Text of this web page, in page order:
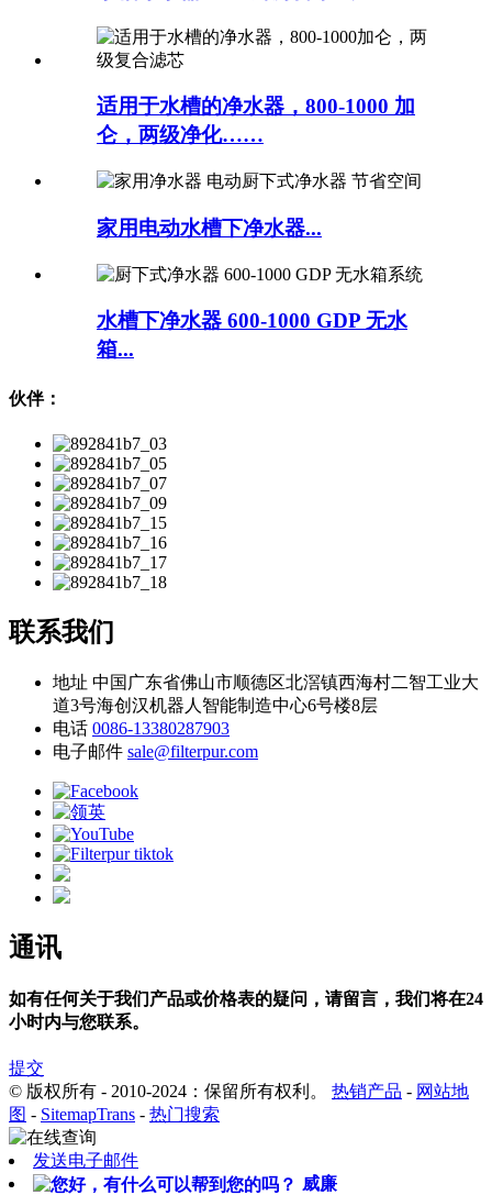
适用于水槽的净水器，800-1000 加
仑，两级净化……
家用电动水槽下净水器...
水槽下净水器 600-1000 GDP 无水
箱...
伙伴：
联系我们
地址 中国广东省佛山市顺德区北滘镇西海村二智工业大
道3号海创汉机器人智能制造中心6号楼8层
电话 0086-13380287903
电子邮件 sale@filterpur.com
通讯
如有任何关于我们产品或价格表的疑问，请留言，我们将在24
小时内与您联系。
提交
© 版权所有 - 2010-2024：保留所有权利。 热销产品 - 网站地
图 - SitemapTrans - 热门搜索
发送电子邮件
威廉